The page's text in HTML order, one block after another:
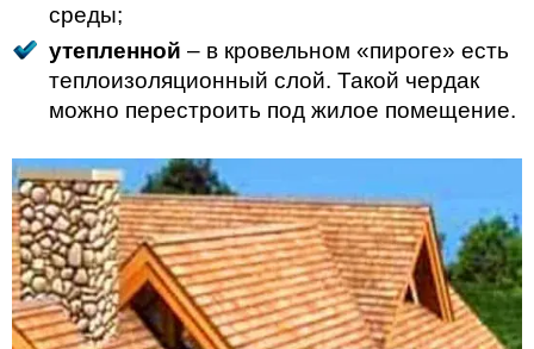
среды;
утепленной – в кровельном «пироге» есть
теплоизоляционный слой. Такой чердак
можно перестроить под жилое помещение.